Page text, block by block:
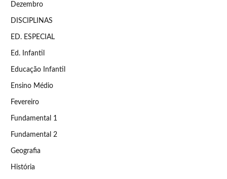
Dezembro
DISCIPLINAS
ED. ESPECIAL
Ed. Infantil
Educação Infantil
Ensino Médio
Fevereiro
Fundamental 1
Fundamental 2
Geografia
História